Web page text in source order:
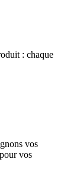
: chaque
vos
vos